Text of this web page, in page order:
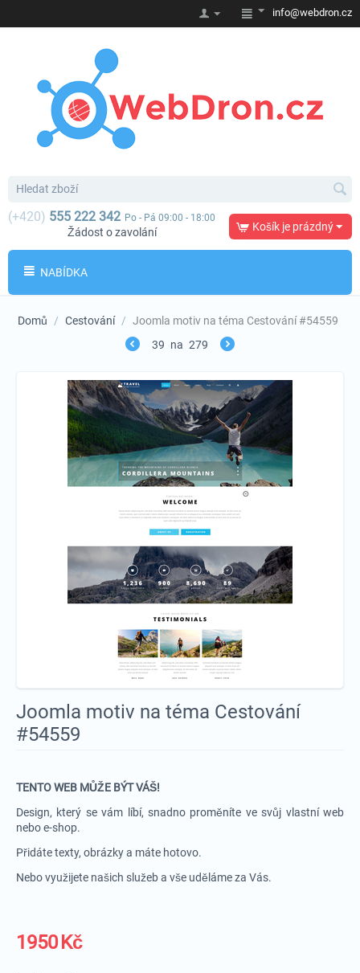
info@webdron.cz
(+420) 555 222 342 Po - Pá 09:00 - 18:00
Žádost o zavolání Košík je prázdný
NABÍDKA
Domů / Cestování / Joomla motiv na téma Cestování #54559
39 na 279
Joomla motiv na téma Cestování
#54559
TENTO WEB MŮŽE BÝT VÁŠ!
Design, který se vám líbí, snadno proměníte ve svůj vlastní web
nebo e-shop.
Přidáte texty, obrázky a máte hotovo.
Nebo využijete našich služeb a vše uděláme za Vás.
1950Kč